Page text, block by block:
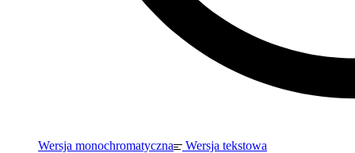
Wersja monochromatyczna Wersja tekstowa